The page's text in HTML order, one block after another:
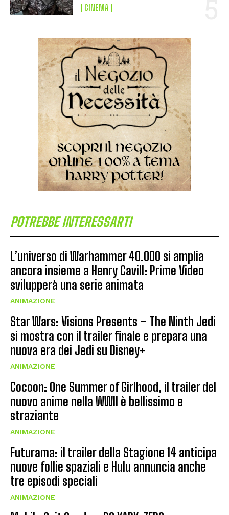
CINEMA
POTREBBE INTERESSARTI
L’universo di Warhammer 40.000 si amplia
ancora insieme a Henry Cavill: Prime Video
svilupperà una serie animata
ANIMAZIONE
Star Wars: Visions Presents – The Ninth Jedi
si mostra con il trailer finale e prepara una
nuova era dei Jedi su Disney+
ANIMAZIONE
Cocoon: One Summer of Girlhood, il trailer del
nuovo anime nella WWII è bellissimo e
straziante
ANIMAZIONE
Futurama: il trailer della Stagione 14 anticipa
nuove follie spaziali e Hulu annuncia anche
tre episodi speciali
ANIMAZIONE